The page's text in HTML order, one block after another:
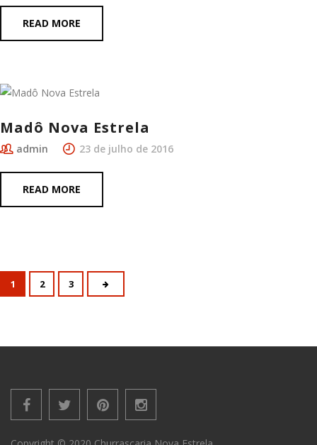
READ MORE
Madô Nova Estrela
admin 23 de julho de 2016
READ MORE
1 2 3